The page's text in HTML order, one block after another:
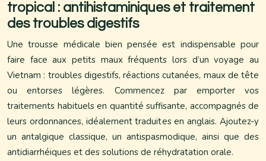
tropical : antihistaminiques et traitement
des troubles digestifs
Une trousse médicale bien pensée est indispensable pour
faire face aux petits maux fréquents lors d’un voyage au
Vietnam : troubles digestifs, réactions cutanées, maux de tête
ou entorses légères. Commencez par emporter vos
traitements habituels en quantité suffisante, accompagnés de
leurs ordonnances, idéalement traduites en anglais. Ajoutez-y
un antalgique classique, un antispasmodique, ainsi que des
antidiarrhéiques et des solutions de réhydratation orale.